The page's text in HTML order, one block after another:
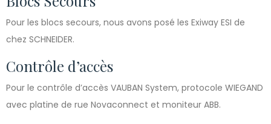
Pour les blocs secours, nous avons posé les Exiway ESI de
chez SCHNEIDER.
Contrôle d’accès
Pour le contrôle d’accès VAUBAN System, protocole WIEGAND
avec platine de rue Novaconnect et moniteur ABB.